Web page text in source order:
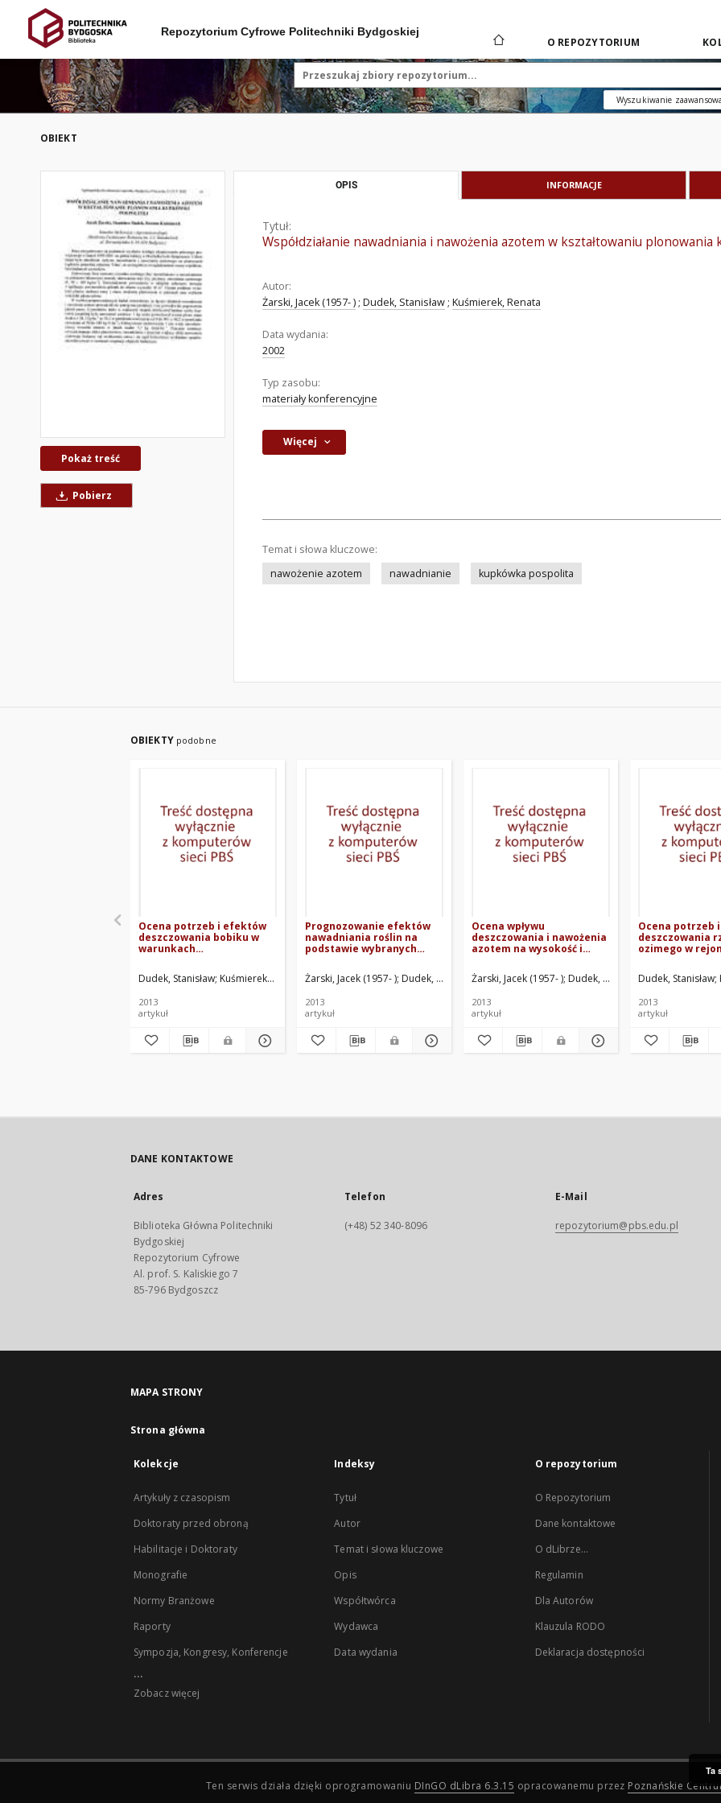
Repozytorium Cyfrowe Politechniki Bydgoskiej
O REPOZYTORIUM
Wyszukiwanie
OBIEKT
Pokaż treść
Pobierz
OPIS INFORMACJE
Tytuł:
Współdziałanie nawadniania i nawożenia azotem w kształtowaniu
Autor:
Żarski, Jacek (1957- ) ; Dudek, Stanisław ; Kuśmierek, Renata
Data wydania:
2002
Typ zasobu:
materiały konferencyjne
Więcej
Temat i słowa kluczowe:
nawożenie azotem
nawadnianie kupkówka pospolita
OBIEKTY podobne
Ocena potrzeb i efektów
deszczowania bobiku w
warunkach
nawożenia azotowego
Dudek, Stanisław Kuśmierek-Tomaszewska, Renata Żarski, Jacek (1957- ) Szterk, Piotr
2013
artykuł
Prognozowanie efektów
nawadniania roślin na
podstawie wybranych
meteorologicznej i
rolniczej
Żarski, Jacek (1957- ) Dudek, Stanisław Kuśmierek-Tomaszewska, Renata Rolbiecki, Roman
2013
artykuł
Ocena wpływu
deszczowania i nawożenia
azotem na wysokość i
odmian jęczmienia
browarnego
Żarski, Jacek (1957- ) Dudek, Stanisław Kuśmierek-
2013
artykuł
Ocena potrzeb
deszczowania
ozimego w
Dudek, Stanisław
2013
artykuł
DANE KONTAKTOWE
Adres
Biblioteka Główna Politechniki
Bydgoskiej
Repozytorium Cyfrowe
Al. prof. S. Kaliskiego 7
85-796 Bydgoszcz
Telefon
(+48) 52 340-8096
E-Mail
repozytorium@pbs.edu.pl
MAPA STRONY
Strona główna
Kolekcje
Artykuły z czasopism
Doktoraty przed obroną
Habilitacje i Doktoraty
Monografie
Normy Branżowe
Raporty
Sympozja, Kongresy, Konferencje
...
Zobacz więcej
Indeksy
Tytuł
Autor
Temat i słowa kluczowe
Opis
Współtwórca
Wydawca
Data wydania
O repozytorium
O Repozytorium
Dane kontaktowe
O dLibrze...
Regulamin
Dla Autorów
Klauzula RODO
Deklaracja dostępności
Ten serwis działa dzięki oprogramowaniu DInGO dLibra 6.3.15 opracowanemu przez Poznańskie
Ta